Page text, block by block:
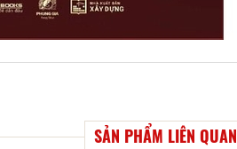
SẢN PHẨM LIÊN QUAN